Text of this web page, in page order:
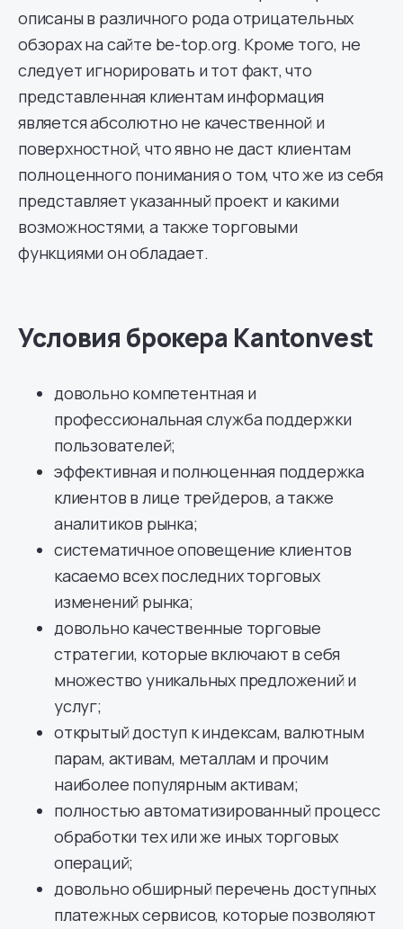
описаны в различного рода отрицательных
обзорах на сайте be-top.org. Кроме того, не
следует игнорировать и тот факт, что
представленная клиентам информация
является абсолютно не качественной и
поверхностной, что явно не даст клиентам
полноценного понимания о том, что же из себя
представляет указанный проект и какими
возможностями, а также торговыми
функциями он обладает.
Условия брокера Kantonvest
довольно компетентная и
профессиональная служба поддержки
пользователей;
эффективная и полноценная поддержка
клиентов в лице трейдеров, а также
аналитиков рынка;
систематичное оповещение клиентов
касаемо всех последних торговых
изменений рынка;
довольно качественные торговые
стратегии, которые включают в себя
множество уникальных предложений и
услуг;
открытый доступ к индексам, валютным
парам, активам, металлам и прочим
наиболее популярным активам;
полностью автоматизированный процесс
обработки тех или же иных торговых
операций;
довольно обширный перечень доступных
платежных сервисов, которые позволяют